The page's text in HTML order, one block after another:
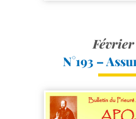
Février
N°193 –